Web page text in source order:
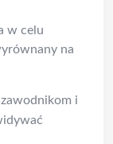
w celu
na
i